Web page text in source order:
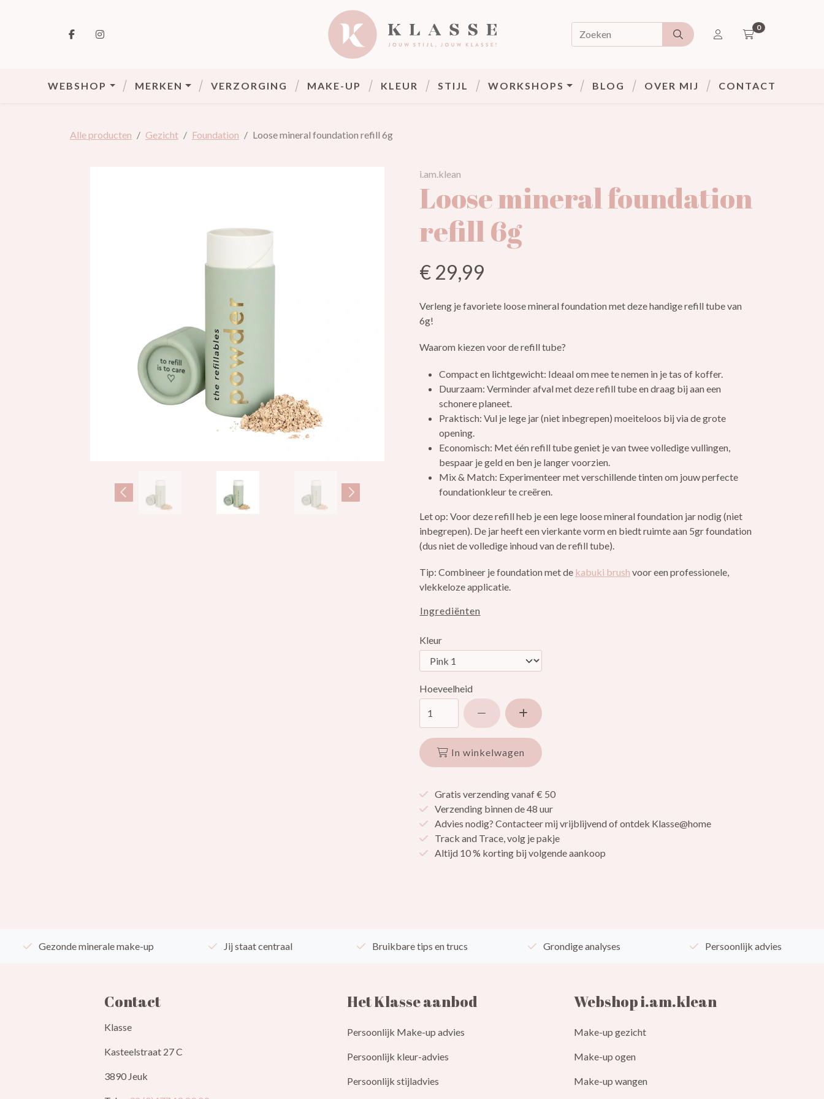
VOLG ONS OP FACEBOOK Doorzoek de webshop
ACCOUNT
0
WEBSHOP MERKEN VERZORGING MAKE-UP KLEUR STIJL WORKSHOPS BLOG OVER MIJ CONTACT
Alle producten Gezicht Foundation Loose mineral foundation refill 6g
i.am.klean
Loose mineral foundation
refill 6g
€ 29,99
Verleng je favoriete loose mineral foundation met deze handige refill tube van
6g!
Waarom kiezen voor de refill tube?
Compact en lichtgewicht: Ideaal om mee te nemen in je tas of koffer.
Duurzaam: Verminder afval met deze refill tube en draag bij aan een
schonere planeet.
Praktisch: Vul je lege jar (niet inbegrepen) moeiteloos bij via de grote
opening.
Economisch: Met één refill tube geniet je van twee volledige vullingen,
bespaar je geld en ben je langer voorzien.
Mix & Match: Experimenteer met verschillende tinten om jouw perfecte
foundationkleur te creëren.
Let op: Voor deze refill heb je een lege loose mineral foundation jar nodig (niet
inbegrepen). De jar heeft een vierkante vorm en biedt ruimte aan 5gr foundation
(dus niet de volledige inhoud van de refill tube).
Tip: Combineer je foundation met de kabuki brush voor een professionele,
vlekkeloze applicatie.
Ingrediënten
Kleur
Hoeveelheid
Verlaag hoeveelheidVerhoog hoeveelheid
In winkelwagen
Gratis verzending vanaf € 50
Verzending binnen de 48 uur
Advies nodig? Contacteer mij vrijblijvend of ontdek Klasse@home
Track and Trace, volg je pakje
Altijd 10 % korting bij volgende aankoop
Gezonde minerale make-up Jij staat centraal Bruikbare tips en trucs Grondige analyses Persoonlijk advies
Contact
Klasse
Kasteelstraat 27 C
3890 Jeuk
Het Klasse aanbod
Persoonlijk Make-up advies
Persoonlijk kleur-advies
Persoonlijk stijladvies
Webshop i.am.klean
Make-up gezicht
Make-up ogen
Make-up wangen